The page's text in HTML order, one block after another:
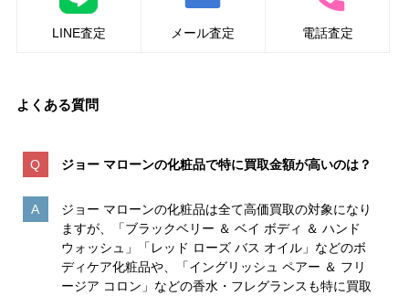
LINE査定 メール査定 電話査定
よくある質問
ジョー マローンの化粧品で特に買取金額が高いのは？
ジョー マローンの化粧品は全て高価買取の対象になり
ますが、「ブラックベリー ＆ ベイ ボディ ＆ ハンド
ウォッシュ」「レッド ローズ バス オイル」などのボ
ディケア化粧品や、「イングリッシュ ペアー ＆ フリ
ージア コロン」などの香水・フレグランスも特に買取